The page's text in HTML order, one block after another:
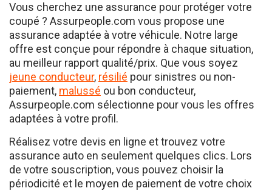
coupé ? Assurpeople.com vous propose une
assurance adaptée à votre véhicule. Notre large
offre est conçue pour répondre à chaque situation,
au meilleur rapport qualité/prix. Que vous soyez
jeune conducteur,résiliépour sinistres ou non-
paiement,malusséou bon conducteur,
Assurpeople.com sélectionne pour vous les offres
adaptées à votre profil.
Réalisez votre devis en ligne et trouvez votre
assurance auto en seulement quelques clics. Lors
de votre souscription, vous pouvez choisir la
périodicité et le moyen de paiement de votre choix
pour vous faciliter la vie.